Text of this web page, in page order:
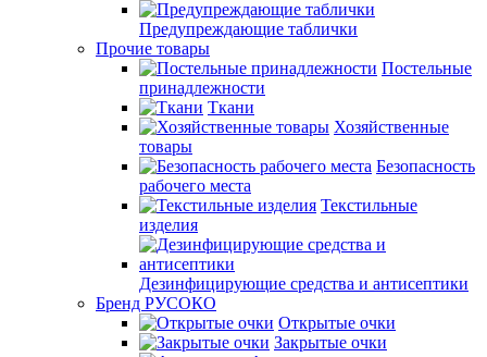
Предупреждающие таблички
Прочие товары
Постельные
принадлежности
Ткани
Хозяйственные
товары
Безопасность
рабочего места
Текстильные
изделия
Дезинфицирующие средства и антисептики
Бренд РУСОКО
Открытые очки
Закрытые очки